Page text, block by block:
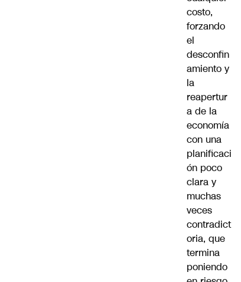
costo,
forzando
el
desconfin
amiento y
la
reapertur
a de la
economía
con una
planificaci
ón poco
clara y
muchas
veces
contradict
oria, que
termina
poniendo